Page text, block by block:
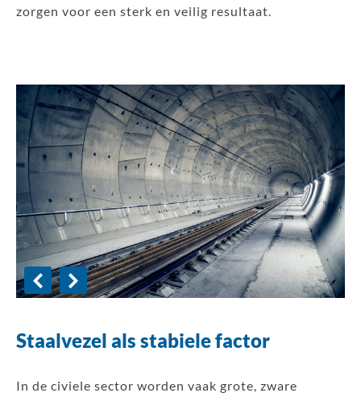
zorgen voor een sterk en veilig resultaat.
Staalvezel als stabiele factor
In de civiele sector worden vaak grote, zware